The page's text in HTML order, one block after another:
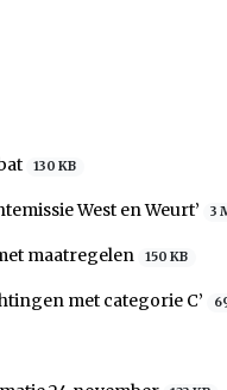
130 KB
West en Weurt’ 3
maatregelen 150 KB
met categorie C’